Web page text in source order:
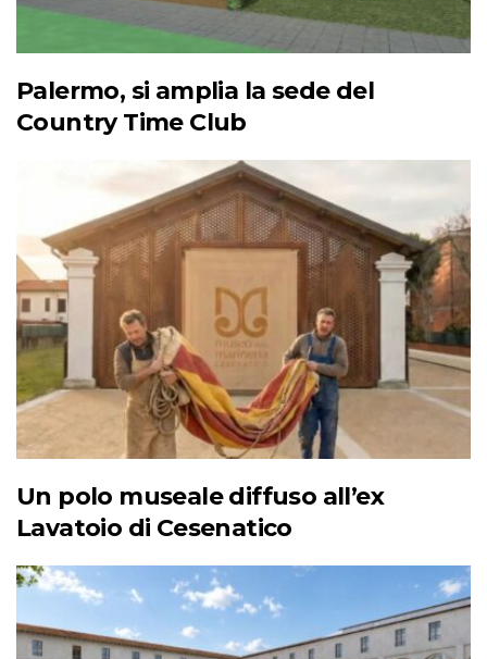
Palermo, si amplia la sede del
Country Time Club
Un polo museale diffuso all’ex
Lavatoio di Cesenatico